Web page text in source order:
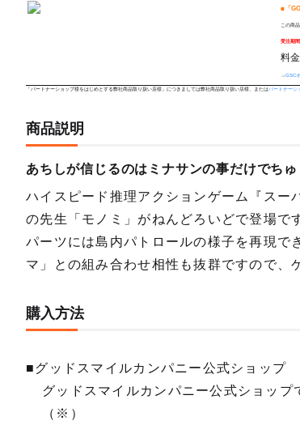
■「
この商
受注期
料
→GSC
「パートナーショップ様をはじめとする弊社商品取り扱い店様」につきましては弊社商品取り扱い店様、または パートナーシ
商品説明
あちしが信じるのはミナサンの事だけでちゅ
ハイスピード推理アクションゲーム『スー
の先生「モノミ」がねんどろいどで登場で
パーツには島内パトロールの様子を再現で
マ」との組み合わせ相性も抜群ですので、
購入方法
■グッドスマイルカンパニー公式ショップ
グッドスマイルカンパニー公式ショップ
（※）